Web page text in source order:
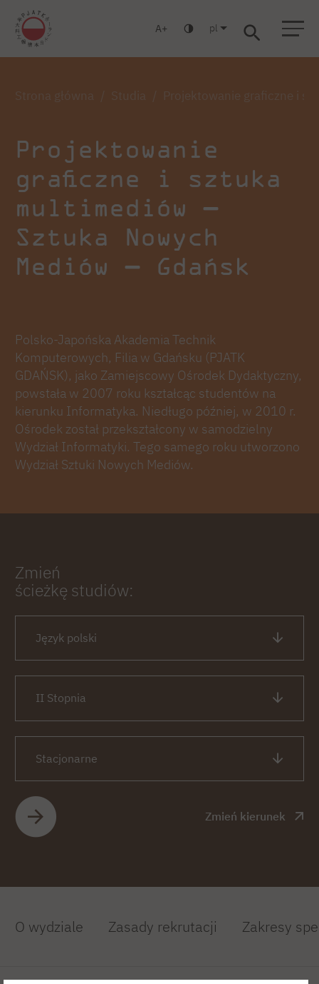
A pl
Projektowanie
graficzne i sztuka
multimediów —
Sztuka Nowych
Mediów — Gdańsk
Polsko-Japońska Akademia Technik
Komputerowych, Filia w Gdańsku (PJATK
GDAŃSK), jako Zamiejscowy Ośrodek Dydaktyczny,
powstała w 2007 roku kształcąc studentów na
kierunku Informatyka. Niedługo później, w 2010 r.
Ośrodek został przekształcony w samodzielny
Wydział Informatyki. Tego samego roku utworzono
Wydział Sztuki Nowych Mediów.
Zmień
ścieżkę studiów:
Język polski
II Stopnia
Stacjonarne
Zmień kierunek
O wydziale Zasady rekrutacji Zakresy